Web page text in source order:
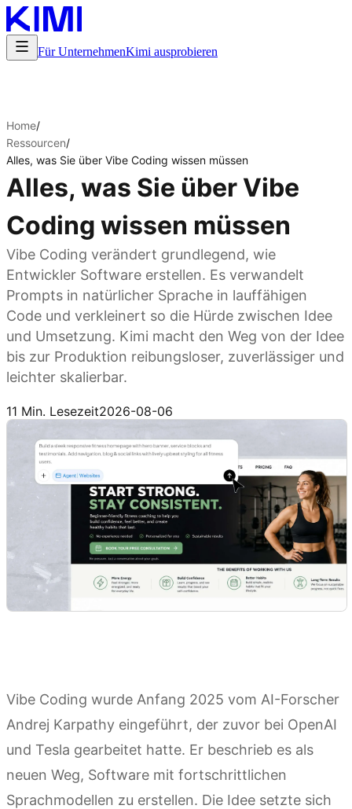
Für UnternehmenKimi ausprobieren
Home/
Ressourcen/
Alles, was Sie über Vibe Coding wissen müssen
Alles, was Sie über Vibe
Coding wissen müssen
Vibe Coding verändert grundlegend, wie
Entwickler Software erstellen. Es verwandelt
Prompts in natürlicher Sprache in lauffähigen
Code und verkleinert so die Hürde zwischen Idee
und Umsetzung. Kimi macht den Weg von der Idee
bis zur Produktion reibungsloser, zuverlässiger und
leichter skalierbar.
11 Min. Lesezeit2026-08-06
Vibe Coding wurde Anfang 2025 vom AI-Forscher
Andrej Karpathy eingeführt, der zuvor bei OpenAI
und Tesla gearbeitet hatte. Er beschrieb es als
neuen Weg, Software mit fortschrittlichen
Sprachmodellen zu erstellen. Die Idee setzte sich